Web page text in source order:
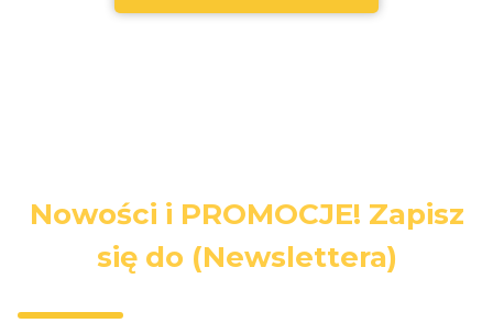
Nowości i PROMOCJE! Zapisz
się do (Newslettera)